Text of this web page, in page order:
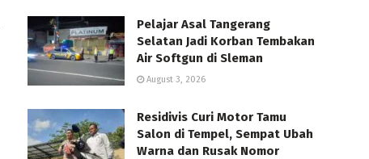
Pelajar Asal Tangerang
Selatan Jadi Korban Tembakan
Air Softgun di Sleman
August 3, 2026
Residivis Curi Motor Tamu
Salon di Tempel, Sempat Ubah
Warna dan Rusak Nomor